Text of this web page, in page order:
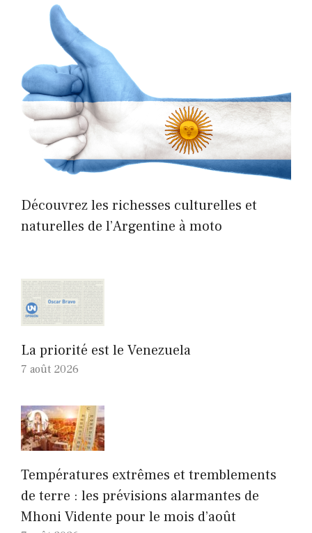
Découvrez les richesses culturelles et
naturelles de l’Argentine à moto
La priorité est le Venezuela
7 août 2026
Températures extrêmes et tremblements
de terre : les prévisions alarmantes de
Mhoni Vidente pour le mois d’août